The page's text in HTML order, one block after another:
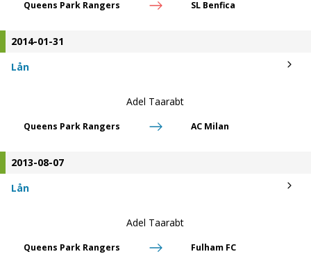
Queens Park Rangers SL Benfica
2014-01-31
Lån
Adel Taarabt
Queens Park Rangers AC Milan
2013-08-07
Lån
Adel Taarabt
Queens Park Rangers Fulham FC